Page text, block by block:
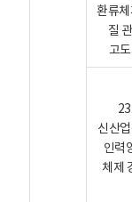
환류체
질
고
23.
신산
인력
체제